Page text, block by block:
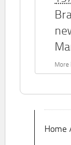
More
Home